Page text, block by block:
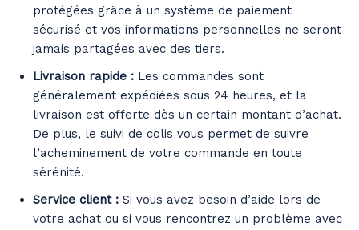
protégées grâce à un système de paiement
sécurisé et vos informations personnelles ne seront
jamais partagées avec des tiers.
Livraison rapide : Les commandes sont
généralement expédiées sous 24 heures, et la
livraison est offerte dès un certain montant d’achat.
De plus, le suivi de colis vous permet de suivre
l’acheminement de votre commande en toute
sérénité.
Service client : Si vous avez besoin d’aide lors de
votre achat ou si vous rencontrez un problème avec